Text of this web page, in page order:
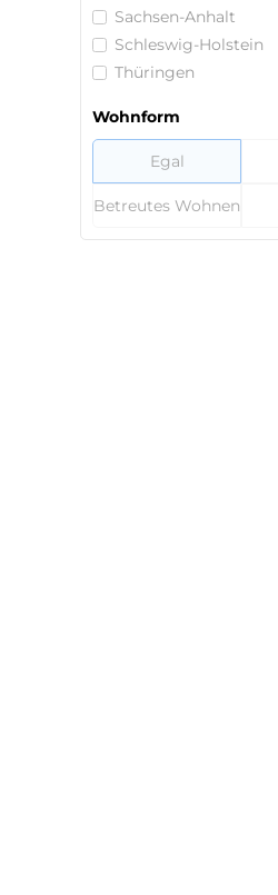
Sachsen-Anhalt
Schleswig-Holstein
Thüringen
Wohnform
Egal
Betreutes Wohnen